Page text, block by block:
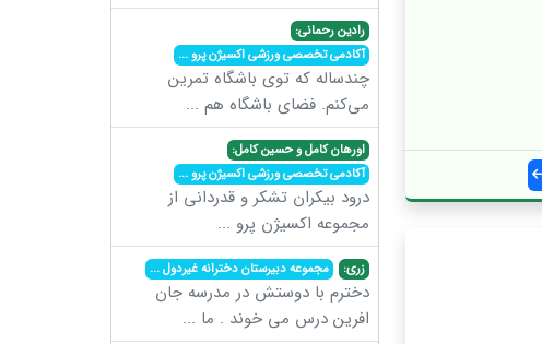
رادین رحمانی:
آکادمی تخصصی ورزشی اکسیژن پرو...
چندساله که توی باشگاه تمرین
می‌کنم. فضای باشگاه هم ...
اورهان کامل و حسین کامل:
آکادمی تخصصی ورزشی اکسیژن پرو...
درود بیکران تشکر و قدردانی از
مجموعه اکسیژن پرو ...
زری: مجموعه دبیرستان دخترانه غیردول...
دخترم با دوستش در مدرسه جان
افرین درس می خوند . ما ...